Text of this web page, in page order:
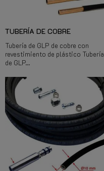
TUBERÍA DE COBRE
Tubería de GLP de cobre con
revestimiento de plástico Tubería
de GLP...